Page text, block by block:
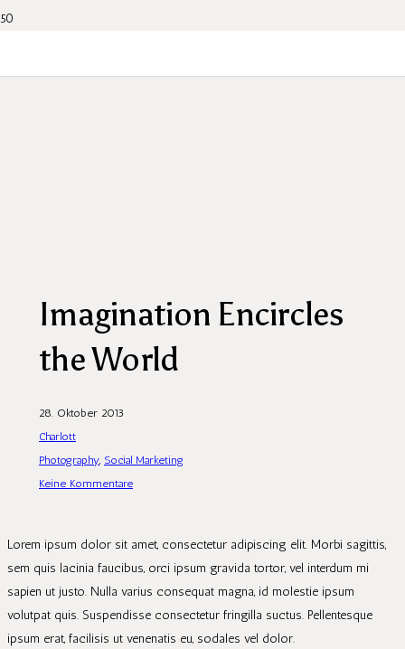
Imagination Encircles
the World
28. Oktober 2013
Charlott
Photography Social Marketing
Keine Kommentare
Lorem ipsum dolor sit amet, consectetur adipiscing elit. Morbi sagittis,
sem quis lacinia faucibus, orci ipsum gravida tortor, vel interdum mi
sapien ut justo. Nulla varius consequat magna, id molestie ipsum
volutpat quis. Suspendisse consectetur fringilla suctus. Pellentesque
ipsum erat, facilisis ut venenatis eu, sodales vel dolor.